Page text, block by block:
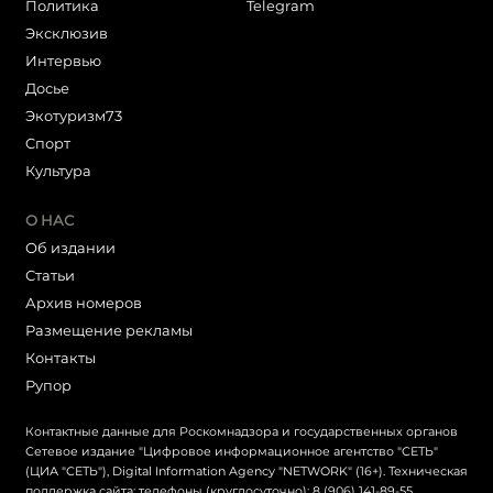
Политика
Эксклюзив
Интервью
Досье
Экотуризм73
Cпорт
Культура
Telegram
О НАС
Об издании
Статьи
Архив номеров
Размещение рекламы
Контакты
Рупор
Контактные данные для Роскомнадзора и государственных органов
Сетевое издание "Цифровое информационное агентство "СЕТЬ"
(ЦИА "СЕТЬ"), Digital Information Agency "NETWORK" (16+). Техническая